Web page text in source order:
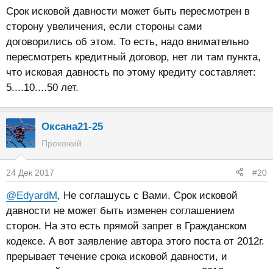
Срок исковой давности может быть пересмотрен в
сторону увеличения, если стороны сами
договорились об этом. То есть, надо внимательно
пересмотреть кредитный договор, нет ли там пункта,
что исковая давность по этому кредиту составляет:
5....10....50 лет.
Оксана21-25
Прохожий
24 Дек 2017 #20
@EdyardM, Не соглашусь с Вами. Срок исковой
давности не может быть изменен соглашением
сторон. На это есть прямой запрет в Гражданском
кодексе. А вот заявление автора этого поста от 2012г.
прерывает течение срока исковой давности, и